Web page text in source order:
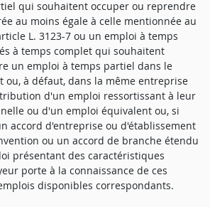
qui souhaitent occuper ou reprendre
au moins égale à celle mentionnée au
L. 3123-7 ou un emploi à temps
à temps complet qui souhaitent
un emploi à temps partiel dans le
ou, à défaut, dans la même entreprise
d'un emploi ressortissant à leur
ou d'un emploi équivalent ou, si
accord d'entreprise ou d'établissement
ou un accord de branche étendu
présentant des caractéristiques
porte à la connaissance de ces
disponibles correspondants.